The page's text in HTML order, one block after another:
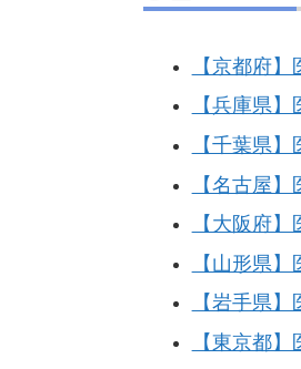
【京都府
【兵庫県
【千葉県
【名古屋
【大阪府
【山形県
【岩手県
【東京都